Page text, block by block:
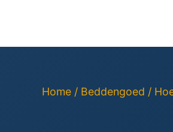
Home / Beddengoed /